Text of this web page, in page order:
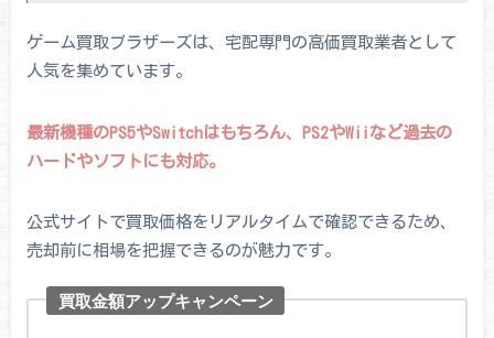
ゲーム買取ブラザーズは、宅配専門の高価買取業者として
人気を集めています。
最新機種のPS5やSwitchはもちろん、PS2やWiiなど過去の
ハードやソフトにも対応。
公式サイトで買取価格をリアルタイムで確認できるため、
売却前に相場を把握できるのが魅力です。
買取金額アップキャンペーン